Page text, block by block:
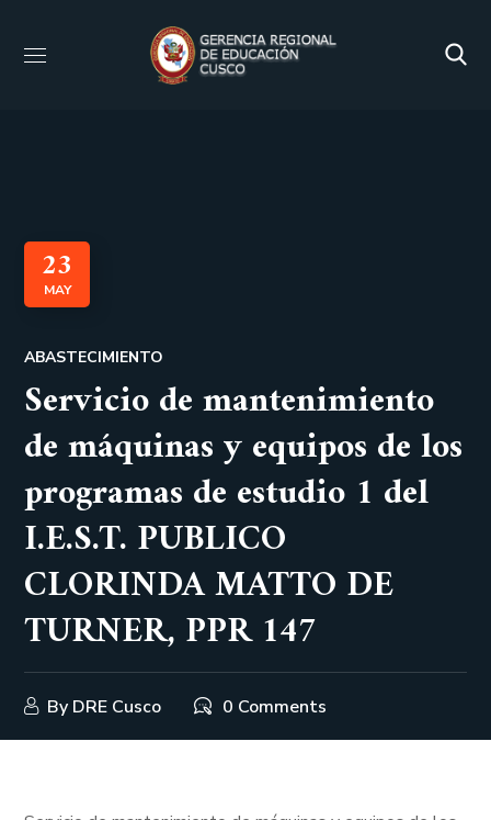
23
MAY
ABASTECIMIENTO
Servicio de mantenimiento
de máquinas y equipos de los
programas de estudio 1 del
I.E.S.T. PUBLICO
CLORINDA MATTO DE
TURNER, PPR 147
By DRE Cusco 0 Comments